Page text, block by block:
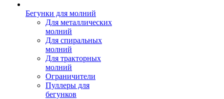
Бегунки для молний
Для металлических
молний
Для спиральных
молний
Для тракторных
молний
Ограничители
Пуллеры для
бегунков